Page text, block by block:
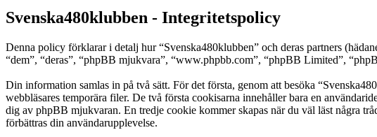
Svenska480klubben - Integritetspolicy
Denna policy förklarar i detalj hur “Svenska480klubben” och deras partners
“dem”, “deras”, “phpBB mjukvara”, “www.phpbb.com”, “phpBB Limited”,
Din information samlas in på två sätt. För det första, genom att besöka
webbläsares temporära filer. De två första cookisarna innehåller bara en
dig av phpBB mjukvaran. En tredje cookie kommer skapas när du väl läst några
förbättras din användarupplevelse.